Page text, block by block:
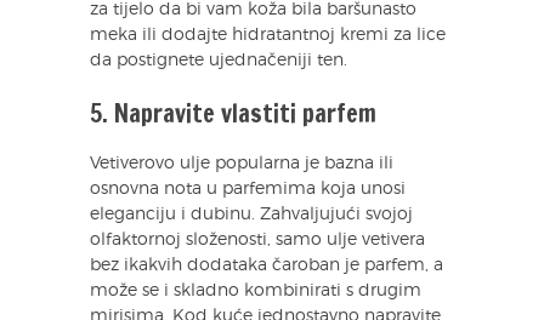
za tijelo da bi vam koža bila baršunasto
meka ili dodajte hidratantnoj kremi za lice
da postignete ujednačeniji ten.
5. Napravite vlastiti parfem
Vetiverovo ulje popularna je bazna ili
osnovna nota u parfemima koja unosi
eleganciju i dubinu. Zahvaljujući svojoj
olfaktornoj složenosti, samo ulje vetivera
bez ikakvih dodataka čaroban je parfem, a
može se i skladno kombinirati s drugim